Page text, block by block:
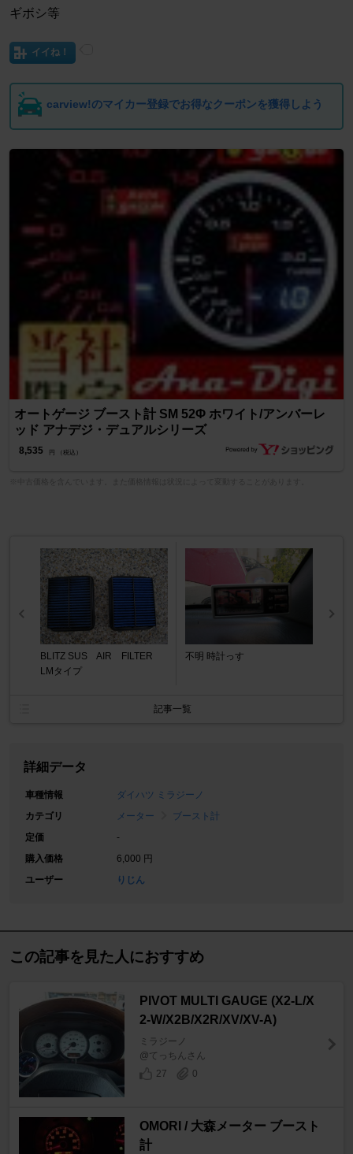
ギボシ等
イイね！
carview!のマイカー登録でお得なクーポンを獲得しよう
オートゲージ ブースト計 SM 52Φ ホワイト/アンバーレ
ッド アナデジ・デュアルシリーズ
8,535 円 （税込）
BLITZ SUS AIR FILTER
LMタイプ
不明 時計っす
記事一覧
詳細データ
車種情報
ダイハツ ミラジーノ
カテゴリ
メーター
ブースト計
定価
-
購入価格
6,000 円
ユーザー
りじん
この記事を見た人におすすめ
PIVOT MULTI GAUGE (X2-L/X
2-W/X2B/X2R/XV/XV-A)
ミラジーノ
@てっちんさん
27
0
OMORI / 大森メーター ブースト
計